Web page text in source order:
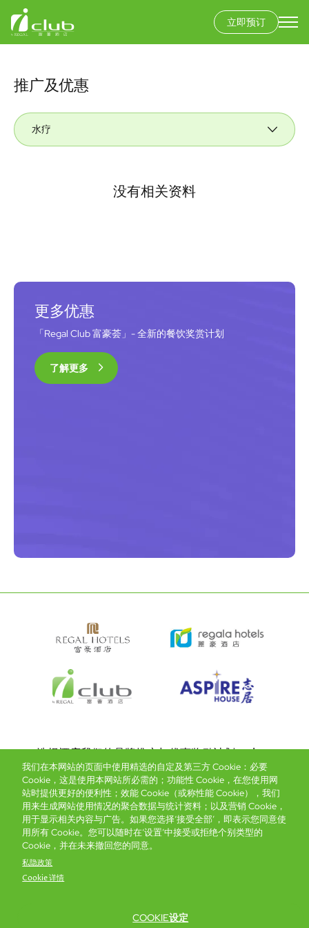
立即预订
menu
推广及优惠
水疗
没有相关资料
更多优惠
「Regal Club 富豪荟」- 全新的餐饮奖赏计划
了解更多
Bottom
menu
选择酒店我们的品牌推广与优惠奖励计划e-shop
管理层简介
抢先一步，掌握最新资讯！
我们在本网站的页面中使用精选的自定及第三方 Cookie：必要
Cookie，这是使用本网站所必需的；功能性 Cookie，在您使用网
站时提供更好的便利性；效能 Cookie（或称性能 Cookie），我们
用来生成网站使用情况的聚合数据与统计资料；以及营销 Cookie，
用于显示相关内容与广告。如果您选择‘接受全部’，即表示您同意使
用所有 Cookie。您可以随时在‘设置’中接受或拒绝个别类型的
Cookie，并在未来撤回您的同意。
私隐政策
Cookie 详情
COOKIE设定